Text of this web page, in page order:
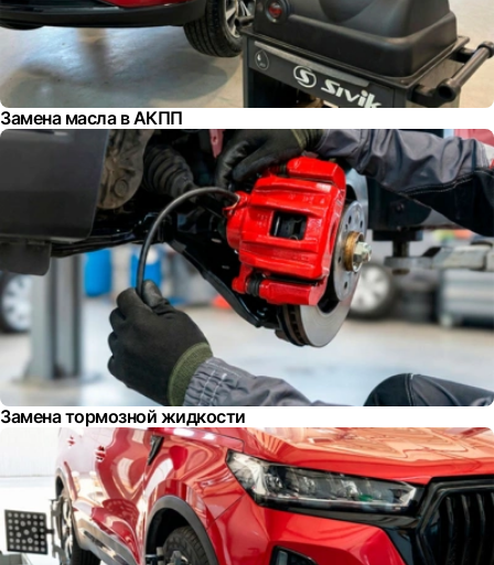
Замена масла в АКПП
Замена тормозной жидкости